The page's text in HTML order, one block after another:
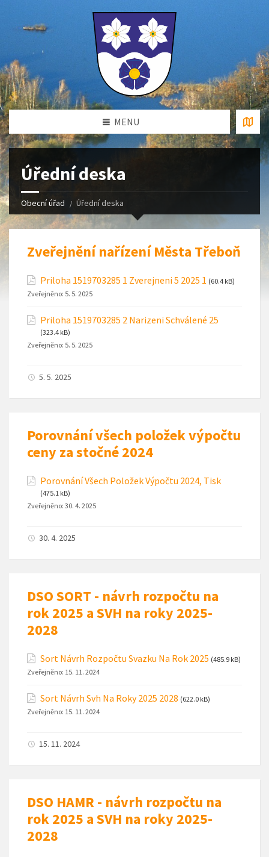
MENU
Úřední deska
Obecní úřad Úřední deska
Zveřejnění nařízení Města Třeboň
Priloha 1519703285 1 Zverejneni 5 2025 1 (60.4 kB)
Zveřejněno: 5. 5. 2025
Priloha 1519703285 2 Narizeni Schválené 25
(323.4 kB)
Zveřejněno: 5. 5. 2025
5. 5. 2025
Porovnání všech položek výpočtu
ceny za stočné 2024
Porovnání Všech Položek Výpočtu 2024, Tisk
(475.1 kB)
Zveřejněno: 30. 4. 2025
30. 4. 2025
DSO SORT - návrh rozpočtu na
rok 2025 a SVH na roky 2025-
2028
Sort Návrh Rozpočtu Svazku Na Rok 2025 (485.9 kB)
Zveřejněno: 15. 11. 2024
Sort Návrh Svh Na Roky 2025 2028 (622.0 kB)
Zveřejněno: 15. 11. 2024
15. 11. 2024
DSO HAMR - návrh rozpočtu na
rok 2025 a SVH na roky 2025-
2028